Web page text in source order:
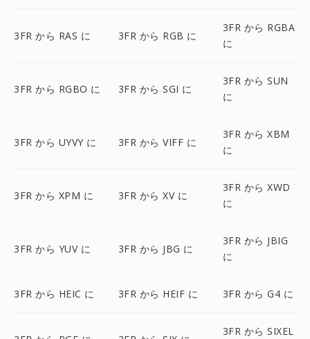
3FR から RAS に 3FR から RGB に
3FR から RGBA
に
3FR から RGBO に 3FR から SGI に
3FR から SUN
に
3FR から UYVY に 3FR から VIFF に
3FR から XBM
に
3FR から XPM に 3FR から XV に
3FR から XWD
に
3FR から YUV に 3FR から JBG に
3FR から JBIG
に
3FR から HEIC に 3FR から HEIF に 3FR から G4 に
3FR から SIXEL